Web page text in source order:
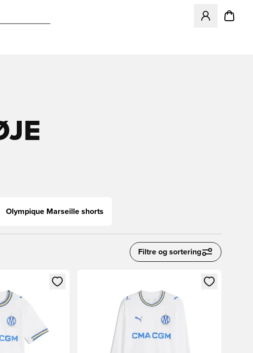
Åbner en
Olympique Marseille shorts
Filtre og sortering
logge ind eller tilmelde dig som medlemÅbner en Modal til at logge ind eller tilmelde dig